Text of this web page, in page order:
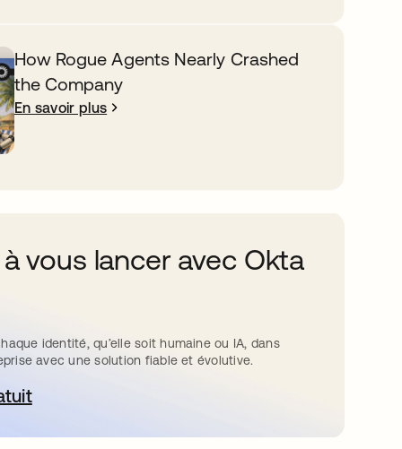
How Rogue Agents Nearly Crashed
the Company
En savoir plus
vous lancer avec Okta
identité, qu’elle soit humaine ou IA, dans
avec une solution fiable et évolutive.
dans un nouvel onglet